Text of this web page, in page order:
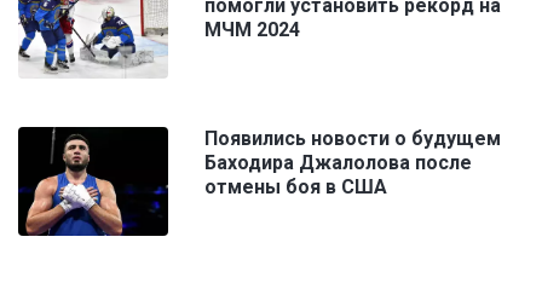
помогли установить рекорд на
МЧМ 2024
Появились новости о будущем
Баходира Джалолова после
отмены боя в США